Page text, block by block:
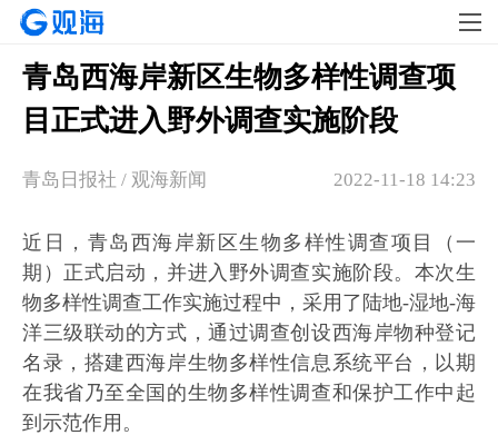
青岛西海岸新区生物多样性调查项
目正式进入野外调查实施阶段
2022-11-18 14:23
青岛日报社 / 观海新闻
近日，青岛西海岸新区生物多样性调查项目（一
期）正式启动，并进入野外调查实施阶段。本次生
物多样性调查工作实施过程中，采用了陆地-湿地-海
洋三级联动的方式，通过调查创设西海岸物种登记
名录，搭建西海岸生物多样性信息系统平台，以期
在我省乃至全国的生物多样性调查和保护工作中起
到示范作用。